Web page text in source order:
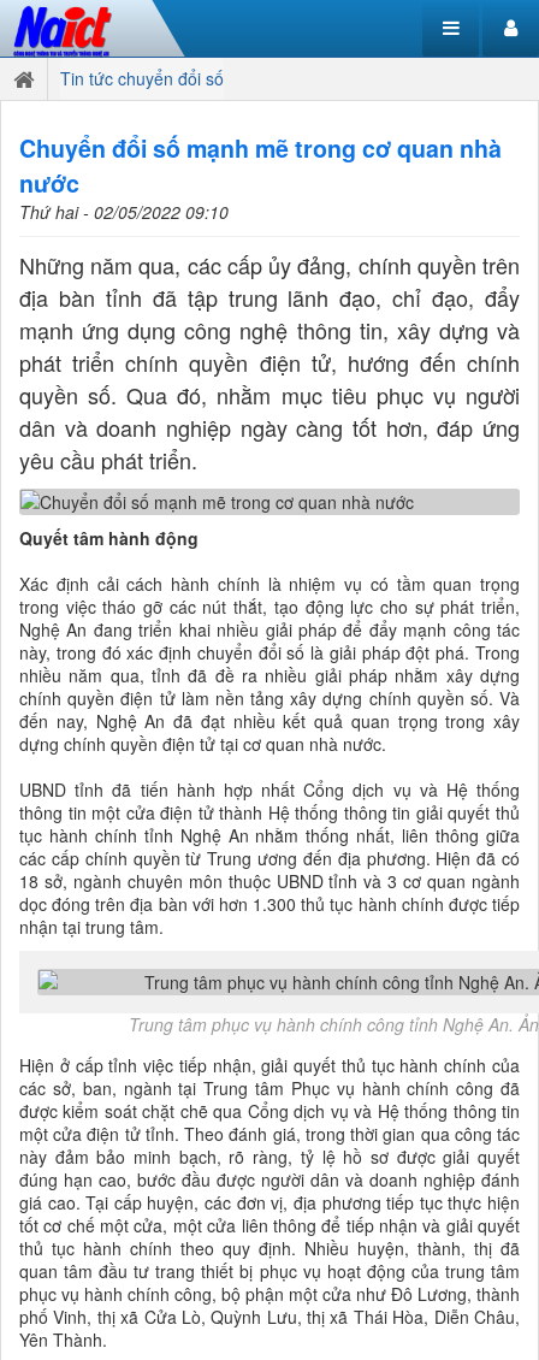
Tin tức chuyển đổi số
Chuyển đổi số mạnh mẽ trong cơ quan nhà
nước
Thứ hai - 02/05/2022 09:10
Những năm qua, các cấp ủy đảng, chính quyền trên
địa bàn tỉnh đã tập trung lãnh đạo, chỉ đạo, đẩy
mạnh ứng dụng công nghệ thông tin, xây dựng và
phát triển chính quyền điện tử, hướng đến chính
quyền số. Qua đó, nhằm mục tiêu phục vụ người
dân và doanh nghiệp ngày càng tốt hơn, đáp ứng
yêu cầu phát triển.
Quyết tâm hành động
Xác định cải cách hành chính là nhiệm vụ có tầm quan trọng
trong việc tháo gỡ các nút thắt, tạo động lực cho sự phát triển,
Nghệ An đang triển khai nhiều giải pháp để đẩy mạnh công tác
này, trong đó xác định chuyển đổi số là giải pháp đột phá. Trong
nhiều năm qua, tỉnh đã đề ra nhiều giải pháp nhằm xây dựng
chính quyền điện tử làm nền tảng xây dựng chính quyền số. Và
đến nay, Nghệ An đã đạt nhiều kết quả quan trọng trong xây
dựng chính quyền điện tử tại cơ quan nhà nước.
UBND tỉnh đã tiến hành hợp nhất Cổng dịch vụ và Hệ thống
thông tin một cửa điện tử thành Hệ thống thông tin giải quyết thủ
tục hành chính tỉnh Nghệ An nhằm thống nhất, liên thông giữa
các cấp chính quyền từ Trung ương đến địa phương. Hiện đã có
18 sở, ngành chuyên môn thuộc UBND tỉnh và 3 cơ quan ngành
dọc đóng trên địa bàn với hơn 1.300 thủ tục hành chính được tiếp
nhận tại trung tâm.
Trung tâm phục vụ hành chính công tỉnh Nghệ An.
Hiện ở cấp tỉnh việc tiếp nhận, giải quyết thủ tục hành chính của
các sở, ban, ngành tại Trung tâm Phục vụ hành chính công đã
được kiểm soát chặt chẽ qua Cổng dịch vụ và Hệ thống thông tin
một cửa điện tử tỉnh. Theo đánh giá, trong thời gian qua công tác
này đảm bảo minh bạch, rõ ràng, tỷ lệ hồ sơ được giải quyết
đúng hạn cao, bước đầu được người dân và doanh nghiệp đánh
giá cao. Tại cấp huyện, các đơn vị, địa phương tiếp tục thực hiện
tốt cơ chế một cửa, một cửa liên thông để tiếp nhận và giải quyết
thủ tục hành chính theo quy định. Nhiều huyện, thành, thị đã
quan tâm đầu tư trang thiết bị phục vụ hoạt động của trung tâm
phục vụ hành chính công, bộ phận một cửa như Đô Lương, thành
phố Vinh, thị xã Cửa Lò, Quỳnh Lưu, thị xã Thái Hòa, Diễn Châu,
Yên Thành.